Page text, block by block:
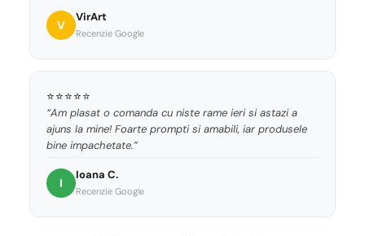
V
VirArt
Recenzie Google
⭐⭐⭐⭐⭐
“Am plasat o comanda cu niste rame ieri si astazi a
ajuns la mine! Foarte prompti si amabili, iar produsele
bine impachetate.”
I
Ioana C.
Recenzie Google